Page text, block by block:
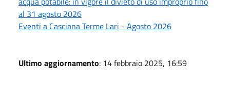
al 31 agosto 2026
Eventi a Casciana Terme Lari - Agosto 2026
Ultimo aggiornamento: 14 febbraio 2025, 16:59